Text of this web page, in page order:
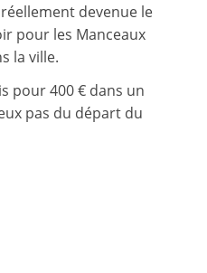
devenue le
pour les Manceaux
la ville.
pour 400 € dans un
pas du départ du